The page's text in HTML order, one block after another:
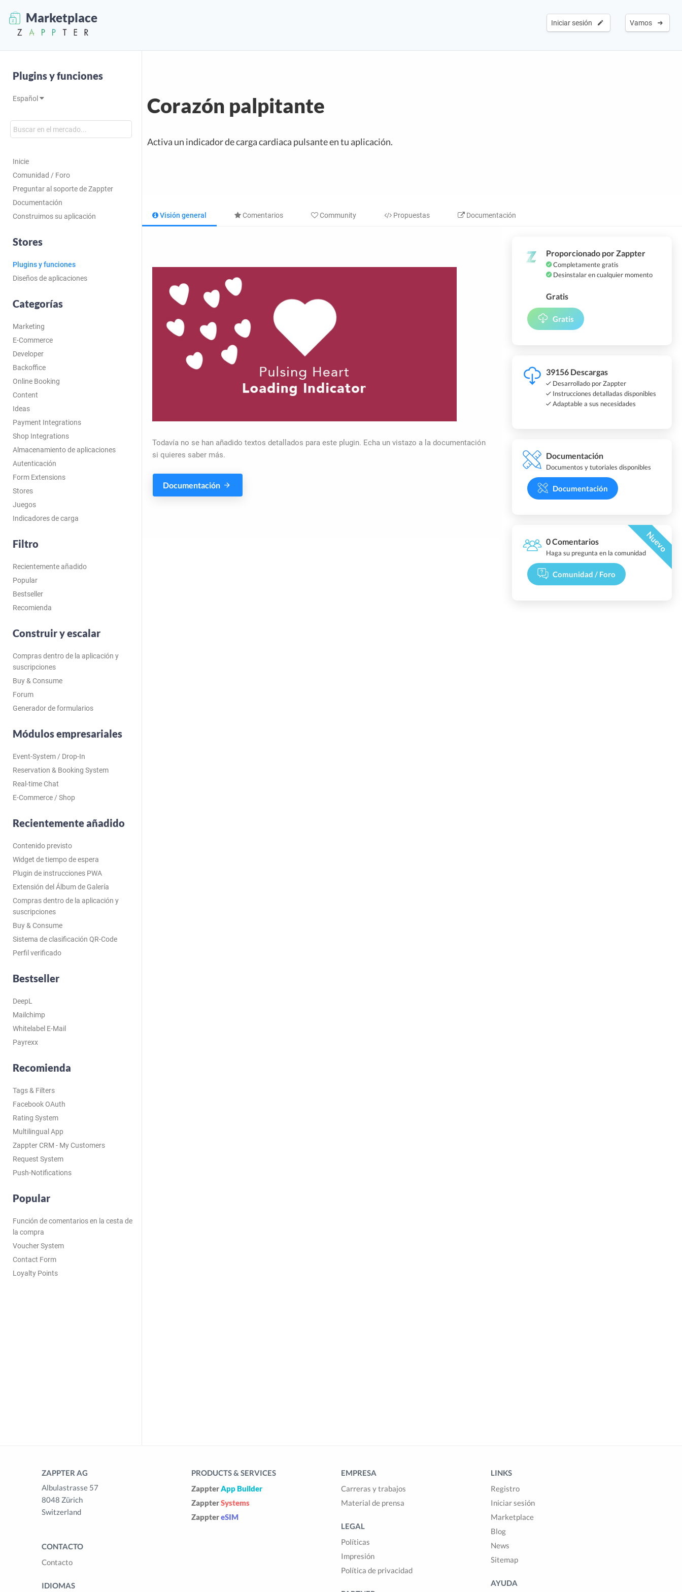
Marketplace Vamos
Iniciar sesión
Plugins y funciones
Español
Inicie
Comunidad / Foro
Preguntar al soporte de Zappter
Documentación
Construimos su aplicación
Stores
Plugins y funciones
Diseños de aplicaciones
Categorías
Marketing
E-Commerce
Developer
Backoffice
Online Booking
Content
Ideas
Payment Integrations
Shop Integrations
Almacenamiento de aplicaciones
Autenticación
Form Extensions
Stores
Juegos
Indicadores de carga
Filtro
Recientemente añadido
Popular
Bestseller
Recomienda
Construir y escalar
Compras dentro de la aplicación y
suscripciones
Buy & Consume
Forum
Generador de formularios
Módulos empresariales
Event-System / Drop-In
Reservation & Booking System
Real-time Chat
E-Commerce / Shop
Recientemente añadido
Contenido previsto
Widget de tiempo de espera
Plugin de instrucciones PWA
Extensión del Álbum de Galería
Compras dentro de la aplicación y
suscripciones
Buy & Consume
Sistema de clasificación QR-Code
Perfil verificado
Bestseller
DeepL
Mailchimp
Whitelabel E-Mail
Payrexx
Recomienda
Tags & Filters
Facebook OAuth
Rating System
Multilingual App
Zappter CRM - My Customers
Request System
Push-Notifications
Popular
Función de comentarios en la cesta de
la compra
Voucher System
Contact Form
Loyalty Points
Corazón palpitante
Activa un indicador de carga cardiaca pulsante en tu aplicación.
Visión general Comentarios Community Propuestas Documentación
Todavía no se han añadido textos detallados para este plugin. Echa un vistazo a la documentación
si quieres saber más.
Documentación
Proporcionado por Zappter
Completamente gratis
Desinstalar en cualquier momento
Gratis
Gratis
39156 Descargas
Desarrollado por Zappter
Instrucciones detalladas disponibles
Adaptable a sus necesidades
Documentación
Documentos y tutoriales disponibles
Documentación
0 Comentarios Nuevo
Haga su pregunta en la comunidad
Comunidad / Foro
ZAPPTER AG
Albulastrasse 57
8048 Zürich
Switzerland
CONTACTO
Contacto
IDIOMAS
PRODUCTS & SERVICES
ZappterApp Builder
ZappterSystems
ZapptereSIM
EMPRESA
Carreras y trabajos
Material de prensa
LEGAL
Políticas
Impresión
Política de privacidad
LINKS
Registro
Iniciar sesión
Marketplace
Blog
News
Sitemap
AYUDA